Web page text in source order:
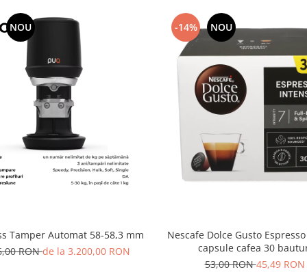
cofeina pe
de
cafea
decizie utila. Daca
producatorul
plin si o intensitate
marcat de note de
sau automat acasa ori
NOU
Tamper Automat 58-58,3 mm
RONde la 3.200,00 RON
-14% NOU
Nescafe Dolce Gusto
capsule cafea 30
53,00 RON45,49 RON